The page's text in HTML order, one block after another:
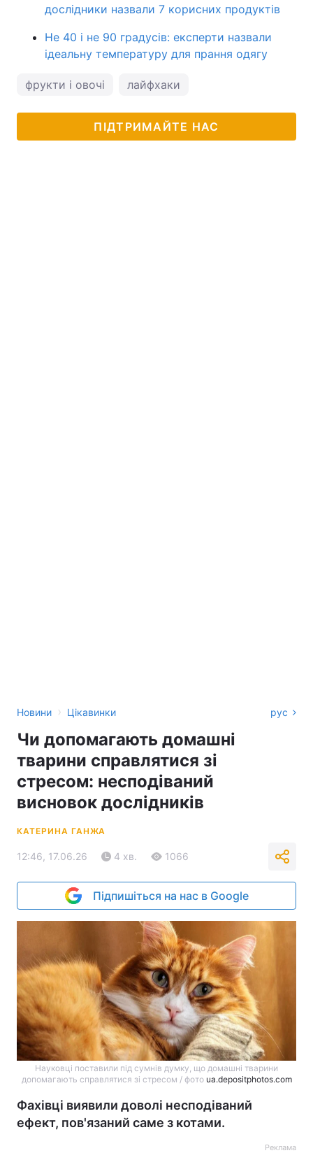
дослідники назвали 7 корисних продуктів
Не 40 і не 90 градусів: експерти назвали
ідеальну температуру для прання одягу
фрукти і овочі лайфхаки
ПІДТРИМАЙТЕ НАС
Новини › Цікавинки рус
Чи допомагають домашні
тварини справлятися зі
стресом: несподіваний
висновок дослідників
КАТЕРИНА ГАНЖА
12:46, 17.06.26 4 хв. 1066
Підпишіться на нас в Google
Науковці поставили під сумнів думку, що домашні тварини
допомагають справлятися зі стресом / фото ua.depositphotos.com
Фахівці виявили доволі несподіваний
ефект, пов'язаний саме з котами.
Реклама